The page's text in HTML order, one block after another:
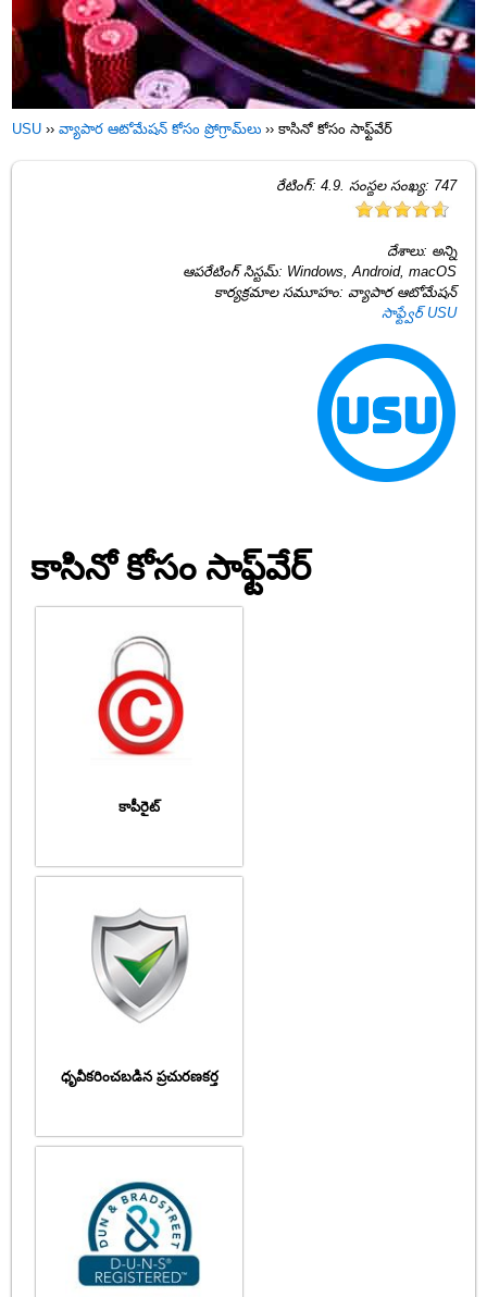
USU ››వ్యాపార ఆటోమేషన్ కోసం ప్రోగ్రామ్‌లు ››కాసినో కోసం సాఫ్ట్‌వేర్
రేటింగ్: 4.9. సంస్థల సంఖ్య: 747
దేశాలు: అన్ని
ఆపరేటింగ్ సిస్టమ్: Windows, Android, macOS
కార్యక్రమాల సమూహం: వ్యాపార ఆటోమేషన్
సాఫ్ట్వేర్ USU
కాసినో కోసం సాఫ్ట్‌వేర్
కాపీరైట్
ధృవీకరించబడిన ప్రచురణకర్త